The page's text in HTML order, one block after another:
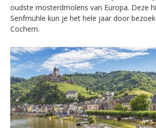
oudste mosterdmolens van Europa. Deze
Senfmühle kun je het hele jaar door
Cochem.